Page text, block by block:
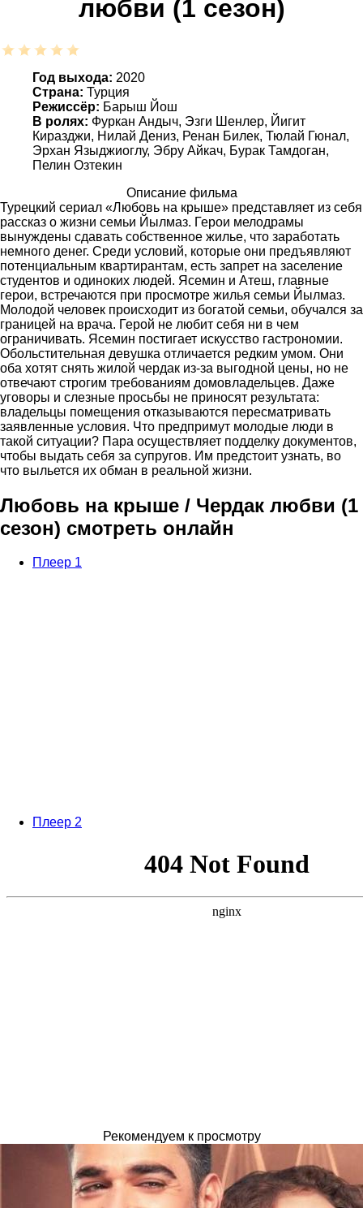
любви (1 сезон)
Год выхода: 2020
Страна: Турция
Режиссёр: Барыш Йош
В ролях: Фуркан Андыч, Эзги Шенлер, Йигит
Киразджи, Нилай Дениз, Ренан Билек, Тюлай Гюнал,
Эрхан Языджиоглу, Эбру Айкач, Бурак Тамдоган,
Пелин Озтекин
Описание фильма
Турецкий сериал «Любовь на крыше» представляет из себя
рассказ о жизни семьи Йылмаз. Герои мелодрамы
вынуждены сдавать собственное жилье, что заработать
немного денег. Среди условий, которые они предъявляют
потенциальным квартирантам, есть запрет на заселение
студентов и одиноких людей. Ясемин и Атеш, главные
герои, встречаются при просмотре жилья семьи Йылмаз.
Молодой человек происходит из богатой семьи, обучался за
границей на врача. Герой не любит себя ни в чем
ограничивать. Ясемин постигает искусство гастрономии.
Обольстительная девушка отличается редким умом. Они
оба хотят снять жилой чердак из-за выгодной цены, но не
отвечают строгим требованиям домовладельцев. Даже
уговоры и слезные просьбы не приносят результата:
владельцы помещения отказываются пересматривать
заявленные условия. Что предпримут молодые люди в
такой ситуации? Пара осуществляет подделку документов,
чтобы выдать себя за супругов. Им предстоит узнать, во
что выльется их обман в реальной жизни.
Любовь на крыше / Чердак любви (1
сезон) смотреть онлайн
Плеер 1
Плеер 2
Рекомендуем к просмотру